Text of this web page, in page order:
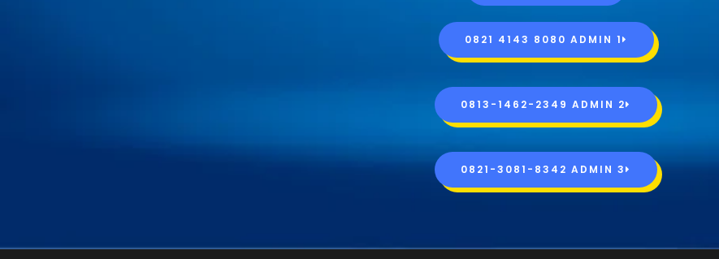
0821 4143 8080 ADMIN 1
0813-1462-2349 ADMIN 2
0821-3081-8342 ADMIN 3